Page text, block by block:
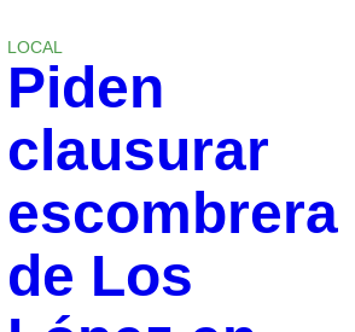
LOCAL
Piden
clausurar
escombrera
de Los